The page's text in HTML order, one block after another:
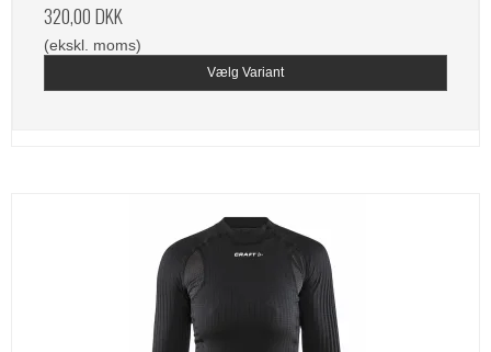
320,00 DKK
(ekskl. moms)
Vælg Variant